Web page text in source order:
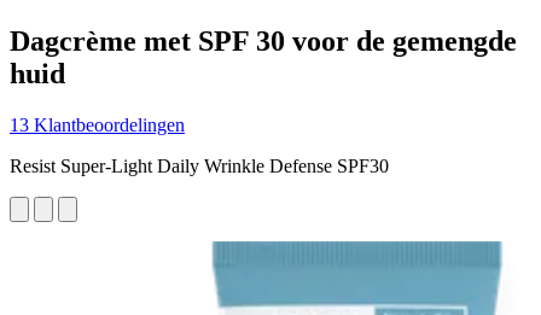
Dagcrème met SPF 30 voor de gemengde
huid
13 Klantbeoordelingen
Resist Super-Light Daily Wrinkle Defense SPF30